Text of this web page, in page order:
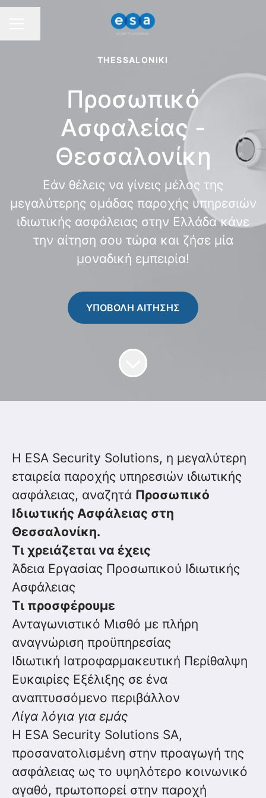
Κοινή χρήση σελίδας
THESSALONIKI
Προσωπικό
Ασφαλείας -
Θεσσαλονίκη
Εάν θέλεις να γίνεις μέλος της
μεγαλύτερης ομάδας παροχής υπηρεσιών
ιδιωτικής ασφάλειας στην Ελλάδα κάνε
την αίτηση σου τώρα και ζήσε μία
μοναδική εμπειρία!
ΥΠΟΒΟΛΗ ΑΙΤΗΣΗΣ
Η ESA Security Solutions, η μεγαλύτερη
εταιρεία παροχής υπηρεσιών ιδιωτικής
ασφάλειας, αναζητά Προσωπικό
Ιδιωτικής Ασφάλειας στη
Θεσσαλονίκη.
Τι χρειάζεται να έχεις
Άδεια Εργασίας Προσωπικού Ιδιωτικής
Ασφάλειας
Τι προσφέρουμε
Ανταγωνιστικό Μισθό με πλήρη
αναγνώριση προϋπηρεσίας
Ιδιωτική Ιατροφαρμακευτική Περίθαλψη
Ευκαιρίες Εξέλιξης σε ένα
αναπτυσσόμενο περιβάλλον
Λίγα λόγια για εμάς
H ESA Security Solutions SA,
προσανατολισμένη στην προαγωγή της
ασφάλειας ως το υψηλότερο κοινωνικό
αγαθό, πρωτοπορεί στην παροχή